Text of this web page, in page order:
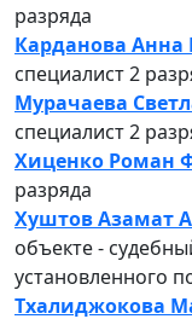
разряда
Карданова
специалист 2
Мурачаева
специалист 2
Хиценко Роман
разряда
Хуштов Азамат
объекте -
установленного
Тхалиджокова